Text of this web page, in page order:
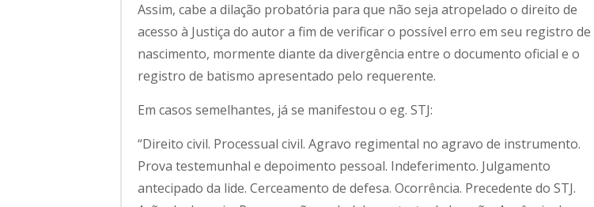
Assim, cabe a dilação probatória para que não seja atropelado o direito de
acesso à Justiça do autor a fim de verificar o possível erro em seu registro de
nascimento, mormente diante da divergência entre o documento oficial e o
registro de batismo apresentado pelo requerente.
Em casos semelhantes, já se manifestou o eg. STJ:
“Direito civil. Processual civil. Agravo regimental no agravo de instrumento.
Prova testemunhal e depoimento pessoal. Indeferimento. Julgamento
antecipado da lide. Cerceamento de defesa. Ocorrência. Precedente do STJ.